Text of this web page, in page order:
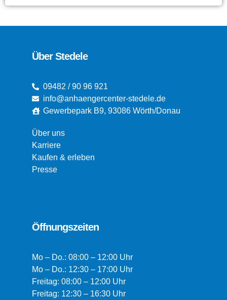
Über Stedele
09482 / 90 96 921
info@anhaengercenter-stedele.de
Gewerbepark B9, 93086 Wörth/Donau
Über uns
Karriere
Kaufen & erleben
Presse
Öffnungszeiten
Mo – Do.: 08:00 – 12:00 Uhr
Mo – Do.: 12:30 – 17:00 Uhr
Freitag: 08:00 – 12:00 Uhr
Freitag: 12:30 – 16:30 Uhr